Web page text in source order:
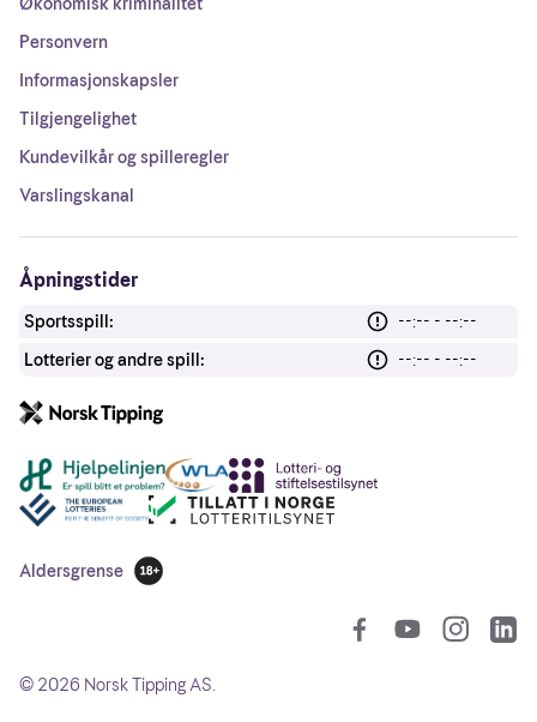
Personvern
Informasjonskapsler
Tilgjengelighet
Kundevilkår og spilleregler
Varslingskanal
Åpningstider
Sportsspill:
--:-- - --:--
Lotterier og andre spill:
--:-- - --:--
Andre lenker
Aldersgrense
18 år
© 2026 Norsk Tipping AS.